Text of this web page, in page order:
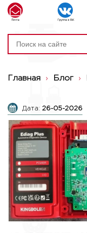
Почта Группа в ВК
Главная › Блог ›
Дата: 26-05-2026